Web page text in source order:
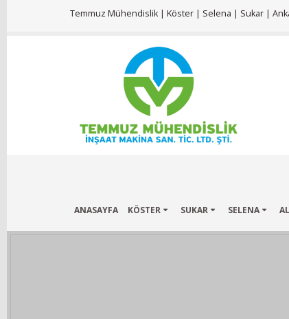
Temmuz Mühendislik | Köster | Selena | Sukar |
ANASAYFA KÖSTER SUKAR SELENA